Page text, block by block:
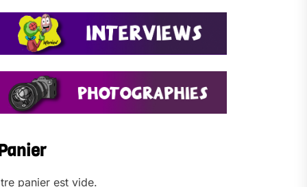
panier est vide.